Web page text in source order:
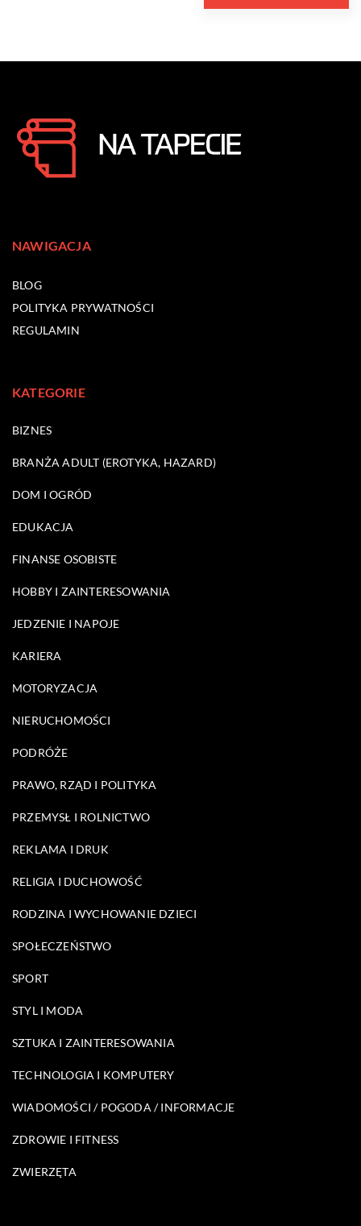
NAWIGACJA
BLOG
POLITYKA PRYWATNOŚCI
REGULAMIN
KATEGORIE
BIZNES
BRANŻA ADULT (EROTYKA, HAZARD)
DOM I OGRÓD
EDUKACJA
FINANSE OSOBISTE
HOBBY I ZAINTERESOWANIA
JEDZENIE I NAPOJE
KARIERA
MOTORYZACJA
NIERUCHOMOŚCI
PODRÓŻE
PRAWO, RZĄD I POLITYKA
PRZEMYSŁ I ROLNICTWO
REKLAMA I DRUK
RELIGIA I DUCHOWOŚĆ
RODZINA I WYCHOWANIE DZIECI
SPOŁECZEŃSTWO
SPORT
STYL I MODA
SZTUKA I ZAINTERESOWANIA
TECHNOLOGIA I KOMPUTERY
WIADOMOŚCI / POGODA / INFORMACJE
ZDROWIE I FITNESS
ZWIERZĘTA